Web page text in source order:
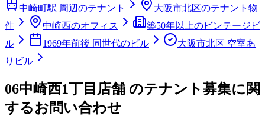
中崎町駅 周辺のテナント
大阪市北区のテナント物
件
中崎西のオフィス
築50年以上のビンテージビ
ル
1969年前後 同世代のビル
大阪市北区 空室あ
りビル
06中崎西1丁目店舗 のテナント募集に関
するお問い合わせ